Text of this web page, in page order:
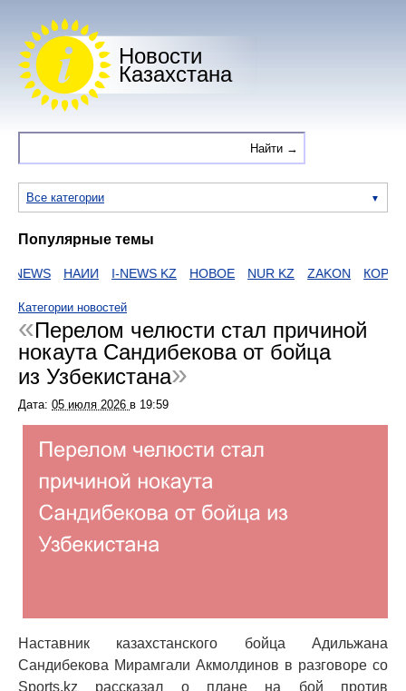
Новости
Казахстана
Все категории
Популярные темы
NEWS НАИИ I-NEWS KZ НОВОЕ NUR KZ ZAKON
Категории новостей
Перелом челюсти стал причиной
нокаута Сандибекова от бойца
из Узбекистана
Дата: 05 июля 2026 в 19:59
Наставник казахстанского бойца Адильжана
Сандибекова Мирамгали Акмолдинов в разговоре со
Sports.kz рассказал о плане на бой против